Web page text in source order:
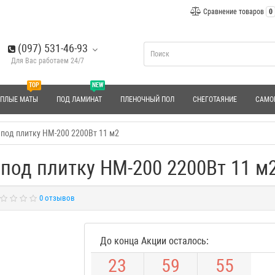
Сравнение товаров 0
(097) 531-46-93
Для Вас работаем 24/7
TOP
МАТЫ
NEW
ПОД ЛАМИНАТ ПЛЕНОЧНЫЙ ПОЛ СНЕГОТАЯНИЕ
плитку HM-200 2200Вт 11 м2
плитку HM-200 2200Вт 11
0 отзывов
До конца Акции осталось:
23 59 53